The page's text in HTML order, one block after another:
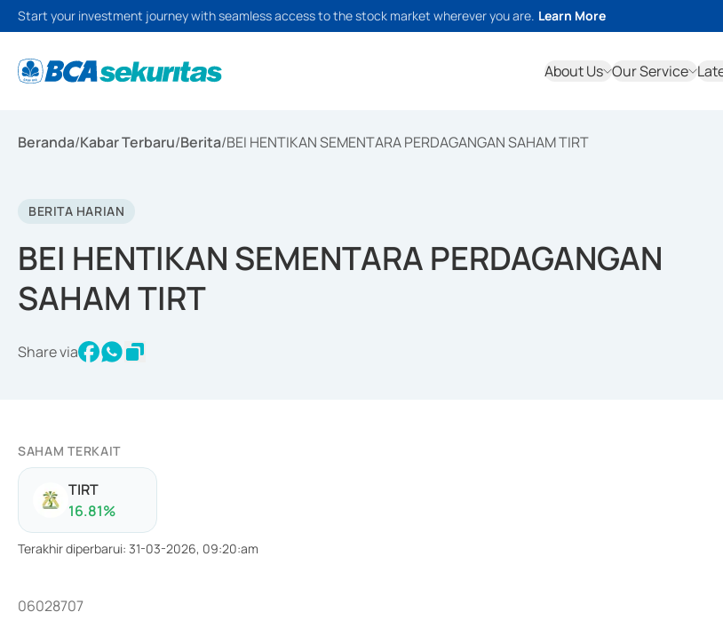
Start your investment journey with seamless access to the stock market wherever you are. Learn More
About Us Our Service
Beranda/Kabar Terbaru/Berita/BEI HENTIKAN SEMENTARA PERDAGANGAN SAHAM TIRT
BERITA HARIAN
BEI HENTIKAN SEMENTARA PERDAGANGAN
SAHAM TIRT
Share via
SAHAM TERKAIT
TIRT
16.81%
Terakhir diperbarui: 31-03-2026, 09:20:am
06028707